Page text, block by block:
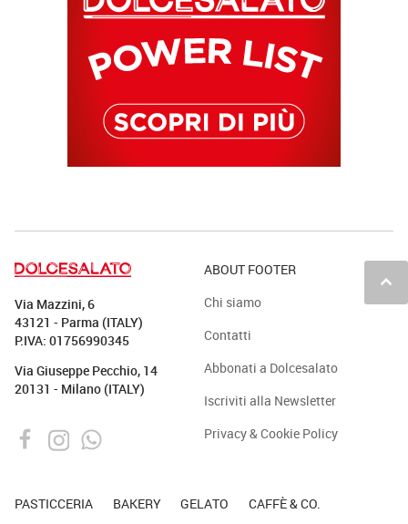
keyboard_arrow_up
Via Mazzini, 6
43121 - Parma (ITALY)
P.IVA: 01756990345
Via Giuseppe Pecchio, 14
20131 - Milano (ITALY)
ABOUT FOOTER
Chi siamo
Contatti
Abbonati a Dolcesalato
Iscriviti alla Newsletter
Privacy & Cookie Policy
PASTICCERIA BAKERY GELATO CAFFÈ & CO.